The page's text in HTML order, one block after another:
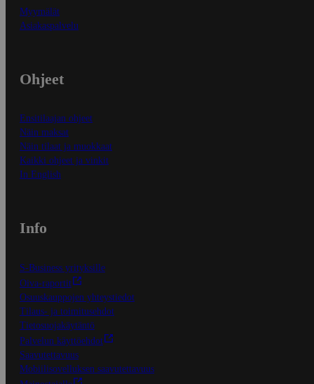
Myymälät
Asiakaspalvelu
Ohjeet
Ensitilaajan ohjeet
Näin maksat
Näin tilaat ja muokkaat
Kaikki ohjeet ja vinkit
In English
Info
S-Business yrityksille
Oiva-raportit
Osuuskauppojen yhteystiedot
Tilaus- ja toimitusehdot
Tietosuojakäytäntö
Palvelun käyttöehdot
Saavutettavuus
Mobiilisovelluksen saavutettavuus